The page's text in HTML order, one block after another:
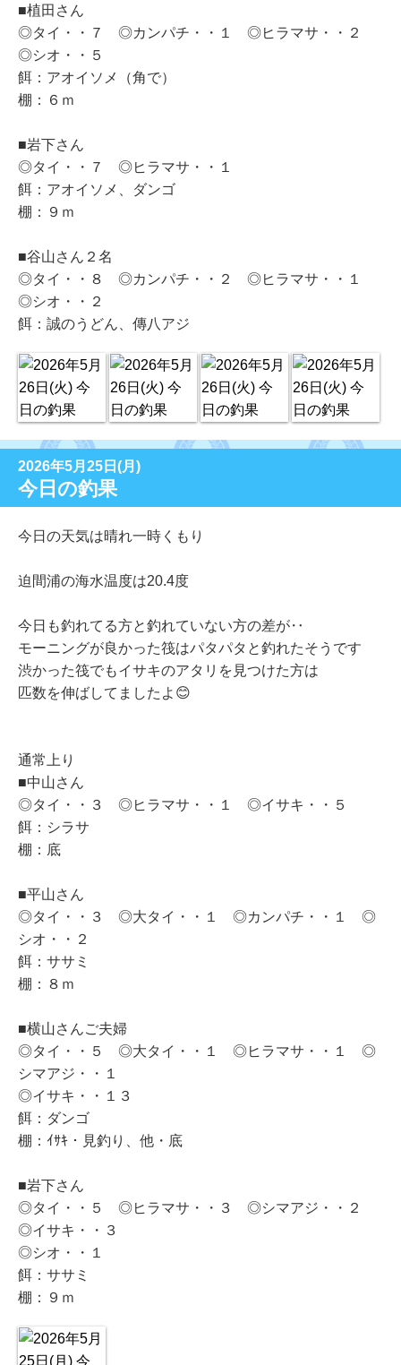
■植田さん
◎タイ・・７ ◎カンパチ・・１ ◎ヒラマサ・・２
◎シオ・・５
餌：アオイソメ（角で）
棚：６ｍ
■岩下さん
◎タイ・・７ ◎ヒラマサ・・１
餌：アオイソメ、ダンゴ
棚：９ｍ
■谷山さん２名
◎タイ・・８ ◎カンパチ・・２ ◎ヒラマサ・・１
◎シオ・・２
餌：誠のうどん、傳八アジ
2026年5月25日(月)
今日の釣果
今日の天気は晴れ一時くもり
迫間浦の海水温度は20.4度
今日も釣れてる方と釣れていない方の差が‥
モーニングが良かった筏はパタパタと釣れたそうです
渋かった筏でもイサキのアタリを見つけた方は
匹数を伸ばしてましたよ😊
通常上り
■中山さん
◎タイ・・３ ◎ヒラマサ・・１ ◎イサキ・・５
餌：シラサ
棚：底
■平山さん
◎タイ・・３ ◎大タイ・・１ ◎カンパチ・・１ ◎
シオ・・２
餌：ササミ
棚：８ｍ
■横山さんご夫婦
◎タイ・・５ ◎大タイ・・１ ◎ヒラマサ・・１ ◎
シマアジ・・１
◎イサキ・・１３
餌：ダンゴ
棚：ｲｻｷ・見釣り、他・底
■岩下さん
◎タイ・・５ ◎ヒラマサ・・３ ◎シマアジ・・２
◎イサキ・・３
◎シオ・・１
餌：ササミ
棚：９ｍ